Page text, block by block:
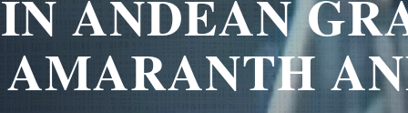
ANDEAN